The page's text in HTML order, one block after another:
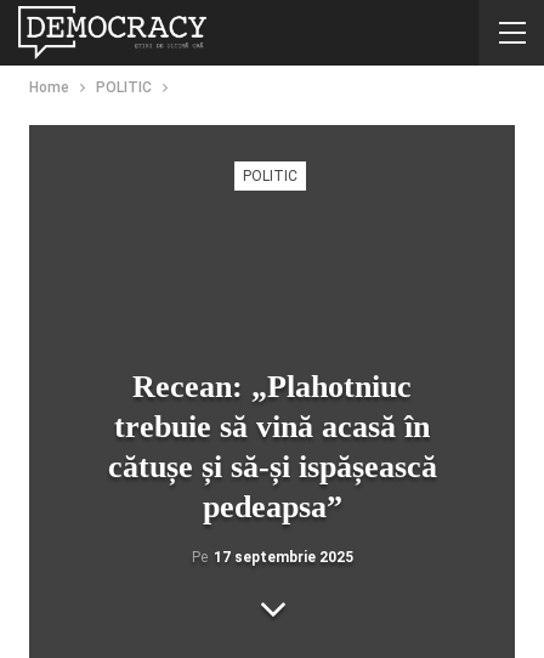
Home POLITIC
POLITIC
Recean: „Plahotniuc
trebuie să vină acasă în
cătușe și să-și ispășească
pedeapsa”
Pe 17 septembrie 2025